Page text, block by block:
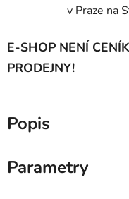
v Praze na
E-SHOP NENÍ
PRODEJNY!
Popis
Parametry